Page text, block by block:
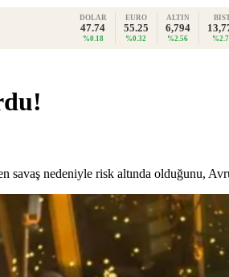
DOLAR
47.74
%0.18
EURO
55.25
%0.32
ALTIN
6,794
%2.56
nedeniyle risk altında olduğunu,